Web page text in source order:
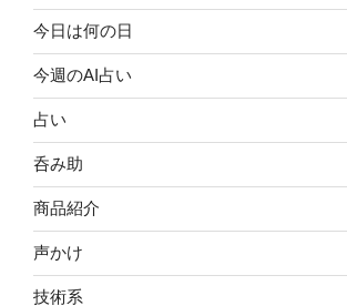
今日は何の日
今週のAI占い
占い
呑み助
商品紹介
声かけ
技術系